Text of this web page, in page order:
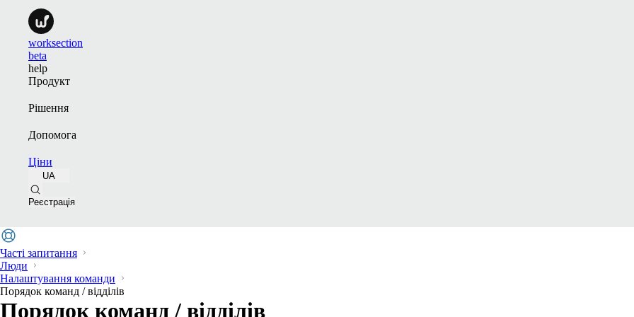
worksection
beta
help
Продукт
Рішення
Допомога
Ціни
UA
Реєстрація
Часті запитання
Люди
Налаштування команди
Порядок команд / відділів
Порядок команд / відділів